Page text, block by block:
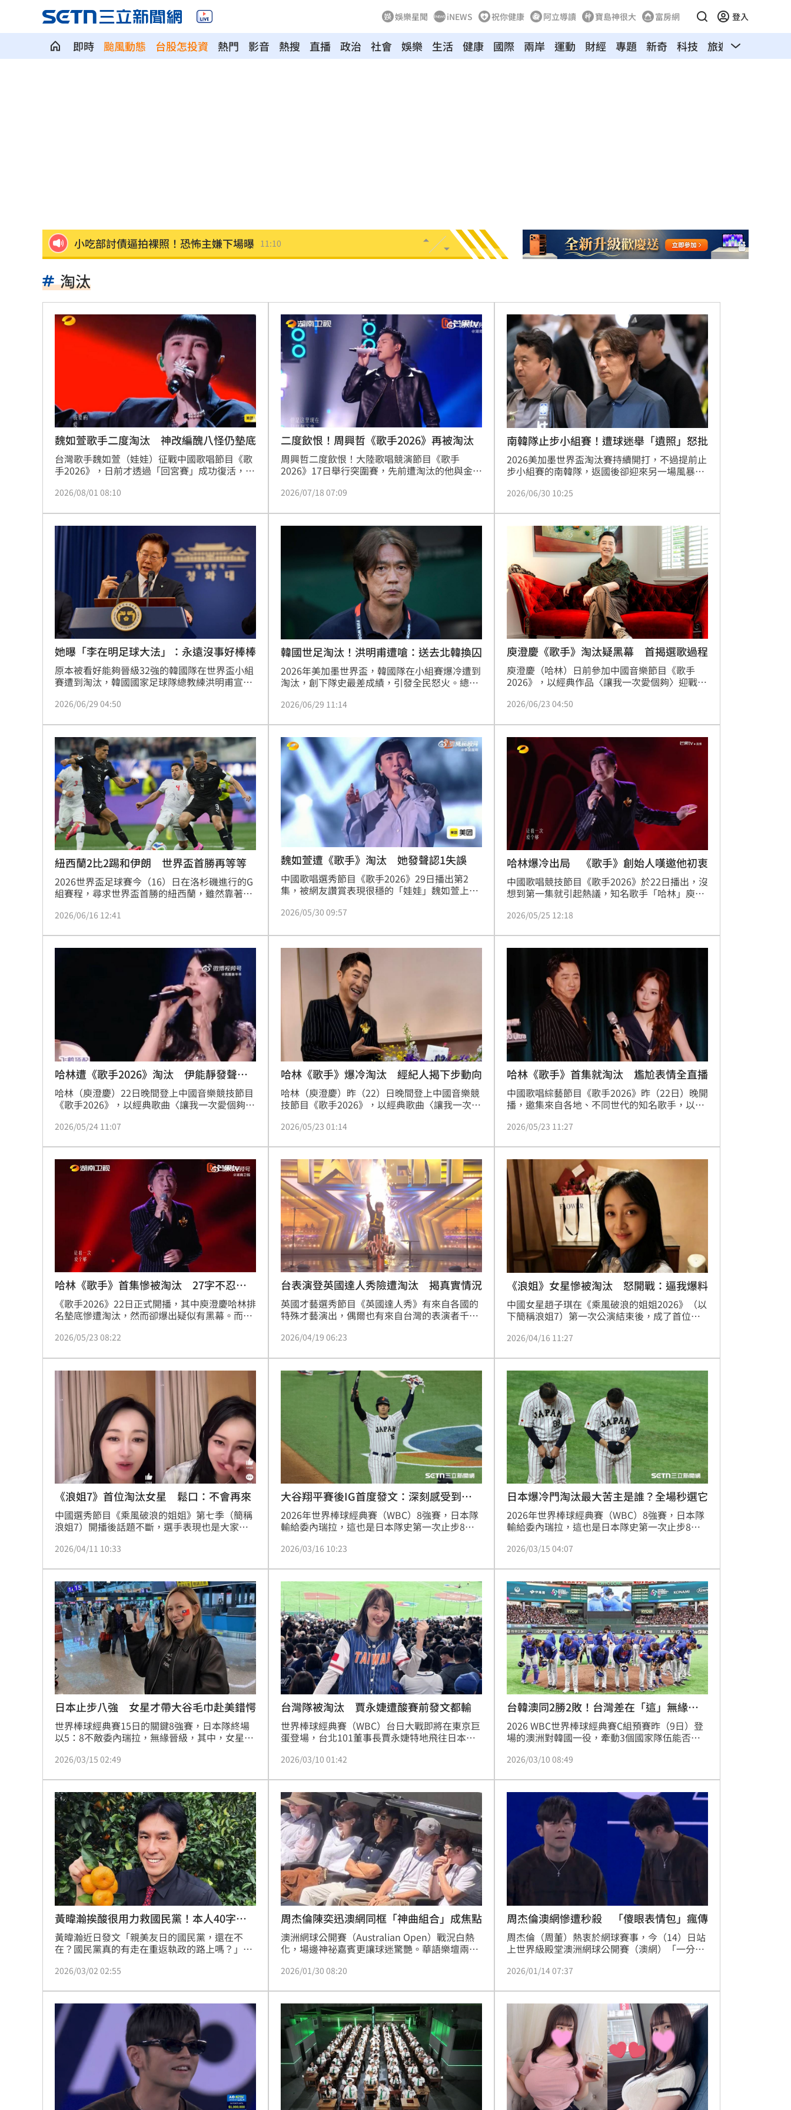
娛樂星聞 iNEWS 祝你健康 阿立導讀 寶島神很大 富房網 登入
即時 颱風動態 台股怎投資 熱門 影音 熱搜 直播 政治 社會 娛樂 生活 健康 國際 兩岸 運動 財經 專題 新奇 科技 旅遊 汽車
小吃部討債逼拍裸照！恐怖主嫌下場曝 11:10
韓足協爆性招待外籍裁判！7場比賽5勝2和 11:06
本土女星遭經紀人侵犯 他反嗆：沒伸舌頭 11:05
他沒異狀卻動脈硬化！醫示警：8類人小心 11:04
全國首創「高溫微型保險」 台南7月試辦
明知疫苗採購難！沈伯洋嗆蔣萬安造謠
獨／身高173！排球女神十一挑戰mini徵選 11:00
擋暴衝特斯拉「救很多人」賓士車主身分曝 10:59
林逸欣首個無父父親節 診所熄燈爆排隊潮 10:58
村神相隔5場炸裂 暫居MLB日籍球員第2多
昔被抹黑擋疫苗 陳時中悲憤1句真相大白
全球人壽曝家庭危機 推它打造風險防護網
71歲姜厚任被勸防詐 反嗆：是我佔便宜吧
台灣彩券開獎直播中 20:31
LIVE三立+24小時直播 15:27
三立iNEWS新聞台線上直播
台彩父親節推新刮刮樂千萬頭獎超「爸」氣
商場戰國來臨 台中「頂奢大道」逐漸成形 12:00
「拍片人的多重宇宙」職涯論壇9/12登場！ 10:30
8國球員齊聚高雄 Formosa 7s掀足球熱潮 10:00
理想混蛋號召粉絲跨海追星吃美食！ 18:15
淘汰
魏如萱歌手二度淘汰 神改編醜八怪仍墊底
台灣歌手魏如萱（娃娃）征戰中國歌唱節目《歌
手2026》，日前才透過「回宮賽」成功復活，沒
別舞台。她這次大膽挑戰薛之謙代表作《醜八
釋，雖獲不少樂評人大讚「高審美編曲」、「唱
出自己的味道」，但最終仍因總成績墊底無緣晉
級，讓不少網友直呼「太可惜」、「根本被低
估」。
2026/08/01 08:10
二度飲恨！周興哲《歌手2026》再被淘汰
周興哲二度飲恨！大陸歌唱競演節目《歌手
2026》17日舉行突圍賽，先前遭淘汰的他與金曲
〈11〉後，先挑戰萬妮達失敗，最後4搶1又敗給
可惜了」。蔡維歆
2026/07/18 07:09
南韓隊止步小組賽！遭球迷舉「遺照」怒批
2026美加墨世界盃淘汰賽持續開打，不過提前止
步小組賽的南韓隊，返國後卻迎來另一場風暴。
場聚集上百名球迷接機，但迎接他們的不是掌
屆世界盃表現相當不滿。
2026/06/30 10:25
她曝「李在明足球大法」：永遠沒事好棒棒
原本被看好能夠晉級32強的韓國隊在世界盃小組
賽遭到淘汰，韓國國家足球隊總教練洪明甫宣布
推動體育行政改革，確保類似情況不再發生。對
嘆「李在明永遠沒事好棒棒」。
2026/06/29 04:50
韓國世足淘汰！洪明甫遭嗆：送去北韓換囚
2026年美加墨世界盃，韓國隊在小組賽爆冷遭到
淘汰，創下隊史最差成績，引發全民怒火。總教
導致球隊失利而成為眾矢之的，甚至遭網友痛批
辭職，承諾未來仍會支持韓國足球。此外，南韓
總統李在明也公開批評並推動改革，而剛果籍藝
人強納森竟無辜遭激進網友出征，反映出南韓球
迷對此次出局結果的極度不滿與失望。
2026/06/29 11:14
庾澄慶《歌手》淘汰疑黑幕 首揭選歌過程
庾澄慶（哈林）日前參加中國音樂節目《歌手
2026》，以經典作品〈讓我一次愛個夠〉迎戰首
後與魏如萱在後台閒聊時，更透露自己選的6首
上。今（23）日他出席新歌〈愛人啊〉記者會，
首度鬆口選歌過程。
2026/06/23 04:50
紐西蘭2比2踢和伊朗 世界盃首勝再等等
2026世界盃足球賽今（16）日在洛杉磯進行的G
組賽程，尋求世界盃首勝的紐西蘭，雖然靠著賈
最終2隊以2比2言和，紐西蘭首勝還得等。
2026/06/16 12:41
魏如萱遭《歌手》淘汰 她發聲認1失誤
中國歌唱選秀節目《歌手2026》29日播出第2
集，被網友讚賞表現很穩的「娃娃」魏如萱上一
沒想到獲最後一名遭淘汰，成為繼金曲歌王哈林
抱不平的網友氣炸怒轟節目玩弄前輩。賽後她在
社群發文坦然面對結果，並分享演出時的一段小
插曲。蔡維歆
2026/05/30 09:57
哈林爆冷出局 《歌手》創始人嘆邀他初衷
中國歌唱競技節目《歌手2026》於22日播出，沒
想到第一集就引起熱議，知名歌手「哈林」庾澄
此，《歌手》前導演、創始人洪濤表示，「請哈
冷」。
2026/05/25 12:18
哈林遭《歌手2026》淘汰 伊能靜發聲力
挺
哈林（庾澄慶）22日晚間登上中國音樂競技節目
《歌手2026》，以經典歌曲〈讓我一次愛個夠〉
手。巧合的是，前妻伊能靜隔日重返《乘風
話，被外界認為是在力挺哈林。
2026/05/24 11:07
哈林《歌手》爆冷淘汰 經紀人揭下步動向
哈林（庾澄慶）昨（22）日晚間登上中國音樂競
技節目《歌手2026》，以經典歌曲〈讓我一次愛
淘汰選手，結果一出不只觀眾傻眼，就連他本人
聲，態度大方回應遭淘汰一事，心情似乎未受太
大影響。
2026/05/23 01:14
哈林《歌手》首集就淘汰 尷尬表情全直播
中國歌唱綜藝節目《歌手2026》昨（22日）晚開
播，邀集來自各地、不同世代的知名歌手，以直
林」庾澄慶在9名歌手中排名墊底，慘遭淘汰，
表感言。此外哈林在休息室和一同參賽的魏如萱
閒聊時，疑似沒有發現正在直播，談話竟然爆料
他們被製作單位「強制換歌」，引發議論。
2026/05/23 11:27
哈林《歌手》首集慘被淘汰 27字不忍發
聲
《歌手2026》22日正式開播，其中庾澄慶哈林排
名墊底慘遭淘汰，然而卻爆出疑似有黑幕。而他
日遊！能堅持做自己喜歡的音樂並被你們聽到！
顏歡笑」，更有不少觀眾錯愕，歌迷也為他抱不
平。蔡維歆
2026/05/23 08:22
台表演登英國達人秀險遭淘汰 揭真實情況
英國才藝選秀節目《英國達人秀》有來自各國的
特殊才藝演出，偶爾也有來自台灣的表演者千里
日登上該節目的台灣人是一名「水管鼓」表演者
「X」，差點就要被淘汰，所幸最後成功爭取到
評審青睞而過關，水管阿民也發文分享當時的錄
2026/04/19 06:23
《浪姐》女星慘被淘汰 怒開戰：逼我爆料
中國女星趙子琪在《乘風破浪的姐姐2026》（以
下簡稱浪姐7）第一次公演結束後，成了首位被
離開現場，無法拿取私人物品，形容有「被掃地
戰節目組，直言「逼我爆所有的料嗎？」，發言
登上微博熱搜。蔡佩伶報導
2026/04/16 11:27
《浪姐7》首位淘汰女星 鬆口：不會再來
中國選秀節目《乘風破浪的姐姐》第七季（簡稱
浪姐7）開播後話題不斷，選手表現也是大家關
台，女星趙子琪以三票之差成了首位淘汰的成
再來」。蔡佩伶報導
2026/04/11 10:33
大谷翔平賽後IG首度發文：深刻感受到不
足
2026年世界棒球經典賽（WBC）8強賽，日本隊
輸給委內瑞拉，這也是日本隊史第一次止步8
首度發聲，開頭不僅先致謝球迷外，也有感而發
己的不足與無力」。
2026/03/16 10:23
日本爆冷門淘汰最大苦主是誰？全場秒選它
2026年世界棒球經典賽（WBC）8強賽，日本隊
輸給委內瑞拉，這也是日本隊史第一次止步8
有人反問「日本沒打進四強，最幹的是誰？」，
覆正解」。
2026/03/15 04:07
日本止步八強 女星才帶大谷毛巾赴美錯愕
世界棒球經典賽15日的關鍵8強賽，日本隊終場
以5：8不敵委內瑞拉，無緣晉級，其中，女星瑪
日本遭淘汰消息，讓她感到錯愕。蔡佩伶報導
2026/03/15 02:49
台灣隊被淘汰 賈永婕遭酸賽前發文都輸
世界棒球經典賽（WBC）台日大戰即將在東京巨
蛋登場，台北101董事長賈永婕特地飛往日本為
貼文卻遭網友留言嗆聲「真是帶賽，髒東西」，
今台灣隊確定被淘汰無緣晉級，又有網友嗆她
「帶賽」因為中華隊跟澳洲、日本隊開打前，賈
永婕都有發文打氣。對此，賈永婕也回應該網
友。蔡維歆
2026/03/10 01:42
台韓澳同2勝2敗！台灣差在「這」無緣晉
級
2026 WBC世界棒球經典賽C組預賽昨（9日）登
場的澳洲對韓國一役，牽動3個國家隊伍能否晉
逆襲登上分組第二名，拿下最後一張晉級門票。
成2勝2敗，在昨晚的比賽後，與澳洲、韓國戰績
打成平手，但為什麼是韓國可以晉級？關鍵在彼
此的對戰失分率，讓台灣居於劣勢。
2026/03/10 08:49
黃暐瀚挨酸很用力救國民黨！本人40字回
應
黃暐瀚近日發文「親美友日的國民黨，還在不
在？國民黨真的有走在重返執政的路上嗎？」，
重建，對於台灣恢復正常「政黨政治」之路，讓
救國民黨」，對此，黃暐瀚也直球回應。
2026/03/02 02:55
周杰倫陳奕迅澳網同框「神曲組合」成焦點
澳洲網球公開賽（Australian Open）戰況白熱
化，場邊神祕嘉賓更讓球迷驚艷。華語樂壇兩大
被目擊現身墨爾本公園，一同觀看阿爾卡拉斯
Zverev）的頂尖對決。兩位巨星罕見並肩而坐，
不僅展現深厚私交，更成為本屆澳網另一道耀眼
的「星光」風景。
2026/01/30 08:20
周杰倫澳網慘遭秒殺 「傻眼表情包」瘋傳
周杰倫（周董）熱衷於網球賽事，今（14）日站
上世界級殿堂澳洲網球公開賽（澳網）「一分大
洲業餘冠軍球員Petar Jovic。曾預言自己恐怕還
揮動就輸掉比賽，短短幾秒的表情包也在網路上
瘋傳。
2026/01/14 07:37